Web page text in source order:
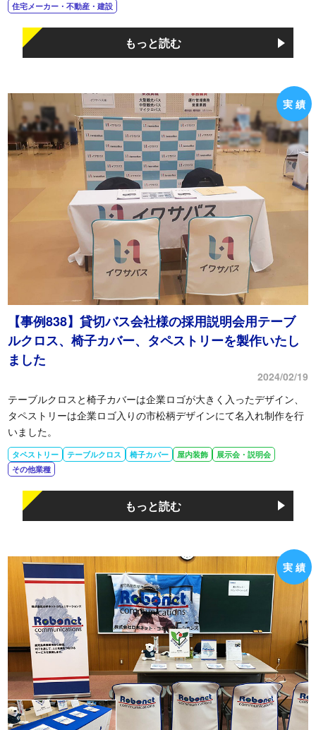
住宅メーカー・不動産・建設
もっと読む
【事例838】貸切バス会社様の採用説明会用テーブ
ルクロス、椅子カバー、タペストリーを製作いたし
ました
2024/02/19
テーブルクロスと椅子カバーは企業ロゴが大きく入ったデザイン、
タペストリーは企業ロゴ入りの市松柄デザインにて名入れ制作を行
いました。
タペストリー テーブルクロス 椅子カバー 屋内装飾
展示会・説明会
その他業種
もっと読む